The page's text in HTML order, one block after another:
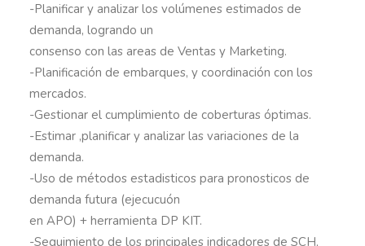
-Planificar y analizar los volúmenes estimados de
demanda, logrando un
consenso con las areas de Ventas y Marketing.
-Planificación de embarques, y coordinación con los
mercados.
-Gestionar el cumplimiento de coberturas óptimas.
-Estimar ,planificar y analizar las variaciones de la
demanda.
-Uso de métodos estadisticos para pronosticos de
demanda futura (ejecucuón
en APO) + herramienta DP KIT.
-Seguimiento de los principales indicadores de SCH,